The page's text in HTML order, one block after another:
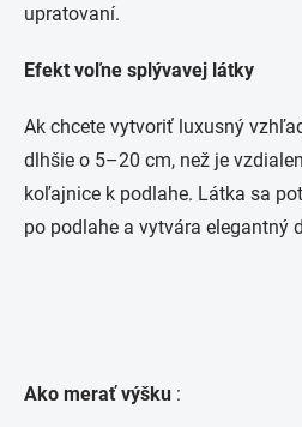
upratovaní.
Efekt voľne splývavej látky
Ak chcete vytvoriť luxusný
dlhšie o 5–20 cm, než je
koľajnice k podlahe. Látka sa
po podlahe a vytvára elegantný
Ako merať výšku :